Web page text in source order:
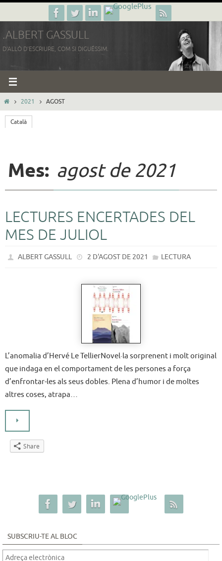
to
content
.ALBERT GASSULL
D'ALLÒ D'ESCRIURE, COM SI DIGUÉSSIM.
HOME2021 AGOST
Català
Mes: agost de 2021
LECTURES ENCERTADES DEL
MES DE JULIOL
ALBERT GASSULL 2 D'AGOST DE 2021 LECTURA
L’anomalia d’Hervé Le TellierNovel·la sorprenent i molt original
que indaga en el comportament de les persones a força
d’enfrontar-les als seus dobles. Plena d’humor i de moltes
altres coses, atrapa…
Share
SUBSCRIU-TE AL BLOC
Adreça